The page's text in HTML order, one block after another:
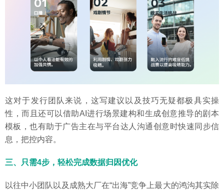
这对于发行团队来说，这写建议以及技巧无疑都极具实操
性，而且还可以借助AI进行场景建构和生成创意推导的剧本
模板，也有助于广告主在与平台达人沟通创意时快速同步信
息，把控内容。
三、只需4步，轻松完成数据归因优化
以往中小团队以及成熟大厂在“出海”竞争上最大的鸿沟其实除